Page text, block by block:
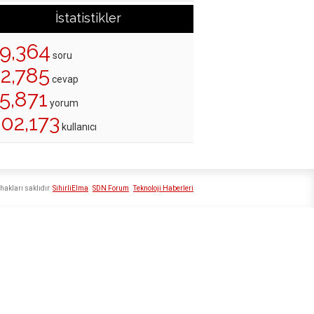
İstatistikler
soru
cevap
yorum
kullanıcı
SihirliElma SDN Forum Teknoloji Haberleri
saklıdır